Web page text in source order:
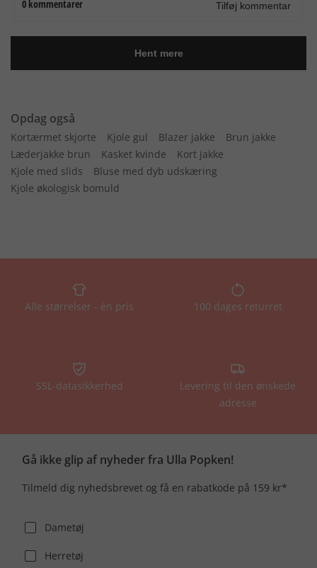
Opdag også
Kortærmet skjorte Kjole gul Blazer jakke
Brun jakke
Læderjakke brun
Kasket kvinde
Kort jakke
Kjole med slids
Bluse med dyb udskæring
Kjole økologisk bomuld
Alle størrelser - én pris 100 dages returret
SSL-datasikkerhed
Levering til den ønskede
adresse
Gå ikke glip af nyheder fra Ulla Popken!
Tilmeld dig nyhedsbrevet og få en rabatkode på 159 kr*
Dametøj
Herretøj